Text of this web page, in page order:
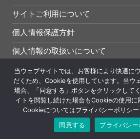
サイトご利用について
個人情報保護方針
個人情報の取扱いについて
Copyright (C) NIHON KIKAI KOGYO
当ウェブサイトでは、お客様により快適に
だくため、Cookieを使用しています。当ウ
場合、「同意する」ボタンをクリックして
イトを閲覧し続けた場合もCookieの使用に
Cookieについてはプライバシーポリシー
同意する
プライバシ